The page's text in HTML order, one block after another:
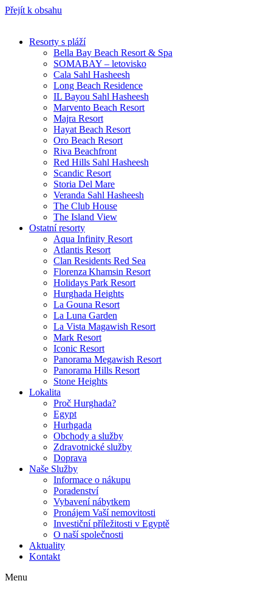
Přejít k obsahu
Resorty s pláží
Bella Bay Beach Resort & Spa
SOMABAY – letovisko
Cala Sahl Hasheesh
Long Beach Residence
IL Bayou Sahl Hasheesh
Marvento Beach Resort
Majra Resort
Hayat Beach Resort
Oro Beach Resort
Riva Beachfront
Red Hills Sahl Hasheesh
Scandic Resort
Storia Del Mare
Veranda Sahl Hasheesh
The Club House
The Island View
Ostatní resorty
Aqua Infinity Resort
Atlantis Resort
Clan Residents Red Sea
Florenza Khamsin Resort
Holidays Park Resort
Hurghada Heights
La Gouna Resort
La Luna Garden
La Vista Magawish Resort
Mark Resort
Iconic Resort
Panorama Megawish Resort
Panorama Hills Resort
Stone Heights
Lokalita
Proč Hurghada?
Egypt
Hurhgada
Obchody a služby
Zdravotnické služby
Doprava
Naše Služby
Informace o nákupu
Poradenství
Vybavení nábytkem
Pronájem Vaší nemovitosti
Investiční příležitosti v Egyptě
O naší společnosti
Aktuality
Kontakt
Menu